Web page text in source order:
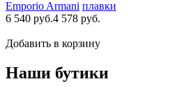
Emporio Armani плавки
6 540 руб.4 578 руб.
Добавить в корзину
Наши бутики